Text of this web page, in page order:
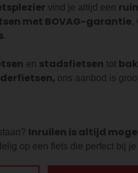
vind je altijd een
met BOVAG-garantie,
.
en stadsfietsen tot
ons aanbod is
Inruilen is altijd
op een fiets die perfect bij je